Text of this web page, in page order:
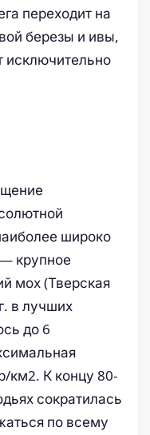
переходит на
березы и ивы,
исключительно
широко
крупное
мох (Тверская
в лучших
до 6
км2. К концу 80-
сократилась
по всему